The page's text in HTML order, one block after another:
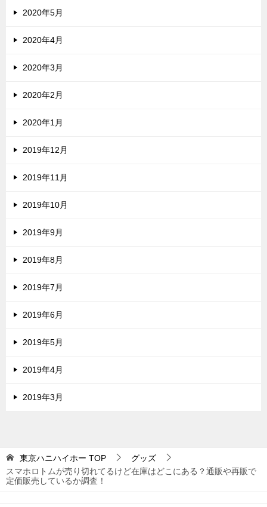
2020年5月
2020年4月
2020年3月
2020年2月
2020年1月
2019年12月
2019年11月
2019年10月
2019年9月
2019年8月
2019年7月
2019年6月
2019年5月
2019年4月
2019年3月
東京ハニハイホー TOP
グッズ
スマホロトムが売り切れてるけど在庫はどこにある？通販や再販で
定価販売しているか調査！